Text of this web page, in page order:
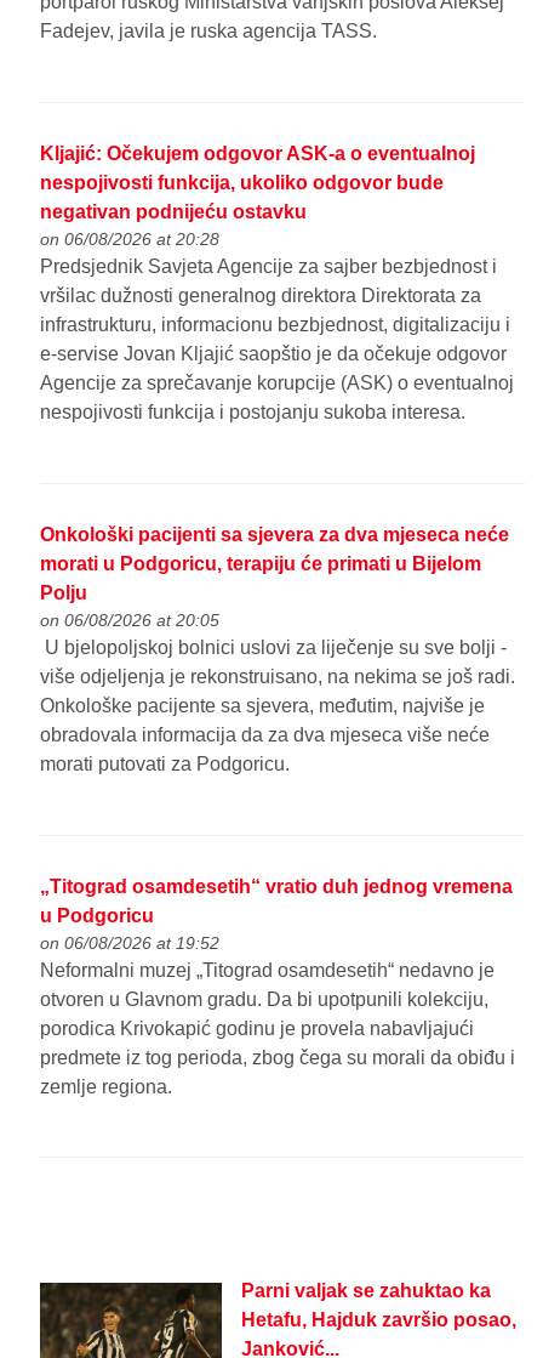
Fadejev, javila je ruska agencija TASS.
Kljajić: Očekujem odgovor ASK-a o eventualnoj
nespojivosti funkcija, ukoliko odgovor bude
negativan podnijeću ostavku
on 06/08/2026 at 20:28
Predsjednik Savjeta Agencije za sajber bezbjednost i
vršilac dužnosti generalnog direktora Direktorata za
infrastrukturu, informacionu bezbjednost, digitalizaciju i
e-servise Jovan Kljajić saopštio je da očekuje odgovor
Agencije za sprečavanje korupcije (ASK) o eventualnoj
nespojivosti funkcija i postojanju sukoba interesa.
Onkološki pacijenti sa sjevera za dva mjeseca neće
morati u Podgoricu, terapiju će primati u Bijelom
Polju
on 06/08/2026 at 20:05
U bjelopoljskoj bolnici uslovi za liječenje su sve bolji -
više odjeljenja je rekonstruisano, na nekima se još radi.
Onkološke pacijente sa sjevera, međutim, najviše je
obradovala informacija da za dva mjeseca više neće
morati putovati za Podgoricu.
„Titograd osamdesetih“ vratio duh jednog vremena
u Podgoricu
on 06/08/2026 at 19:52
Neformalni muzej „Titograd osamdesetih“ nedavno je
otvoren u Glavnom gradu. Da bi upotpunili kolekciju,
porodica Krivokapić godinu je provela nabavljajući
predmete iz tog perioda, zbog čega su morali da obiđu i
zemlje regiona.
Parni valjak se zahuktao ka
Hetafu, Hajduk završio posao,
Janković...